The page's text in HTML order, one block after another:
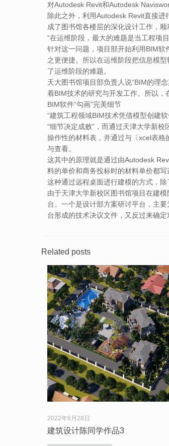
对Autodesk Revit和Autodesk
除此之外，利用Autodesk Revit直接
成了图书馆各楼层的深化设计工作，顺
“在运维阶段，最大的难题是当工程项
针对这一问题，项目部开始利用BIM软
之更便捷。所以在运维阶段把信息模
了运维阶段的难题。
天大图书馆项目部负责人说“BIM的理
着BIM技术的研究与开发工作。所以，
BIM软件“勾画”完美细节
“建筑工程领域BIM技术凭借模型创建
“细节决定成败”，而通过天津大学新
操作性的材料表，并通过与〔xcel表
与查看。
这其中的原理就是通过由Autodesk
料的单价和商务投标时的材料单价都
这种通过远程桌面进行建模的方式，
由于天津大学新校区图书馆项目在建
台。一个是设计部方案研讨平台，主
台形成的技术决议文件，又反过来确
Related posts
2022年6月28日
建筑设计陈同学作品3